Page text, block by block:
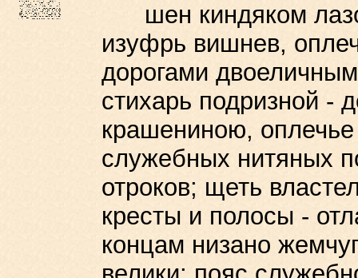
шен киндяком
изуфрь вишнев,
дорогами
стихарь подризной -
крашениною,
служебных нитяных
отроков; щеть
кресты и полосы -
концам низано